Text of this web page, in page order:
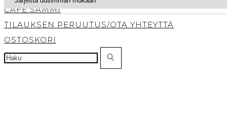
CAFE SAMMI
TILAUKSEN PERUUTUS/OTA YHTEYTTÄ
OSTOSKORI